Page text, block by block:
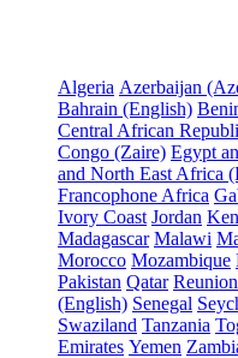
Algeria Azerbaijan
Bahrain (English)
Central African
Congo (Zaire) Egypt
and North East Africa
Francophone Africa
Ivory Coast Jordan
Madagascar Malawi
Morocco Mozambique
Pakistan Qatar Reunion
(English) Senegal
Swaziland Tanzania
Emirates Yemen